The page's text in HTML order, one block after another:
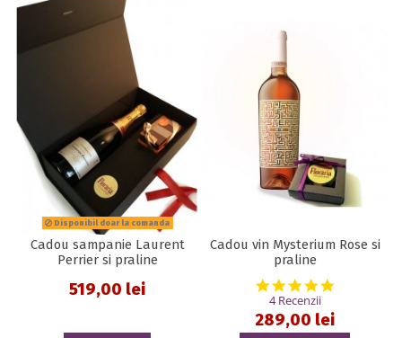
Disponibil doar la comanda
Cadou sampanie Laurent
Perrier si praline
519,00 lei
Cadou vin Mysterium Rose si
praline
5.0 star
4 Recenzii
289,00 lei